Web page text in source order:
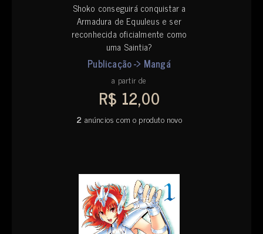
Shoko conseguirá conquistar a
Armadura de Equuleus e ser
reconhecida oficialmente como
uma Saintia?
Publicação -> Mangá
a partir de
R$ 12,00
2 anúncios com o produto novo